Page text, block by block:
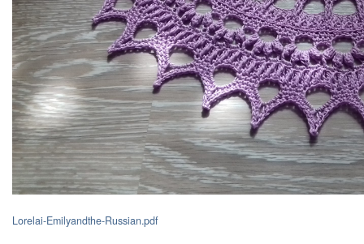
Lorelai-Emilyandthe-Russian.pdf